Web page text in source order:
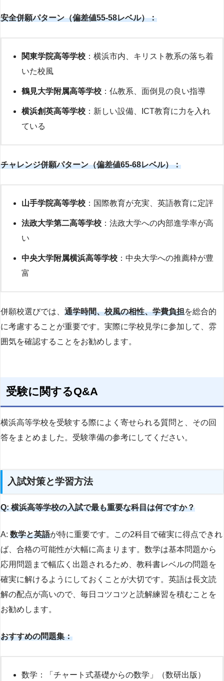
安全併願パターン（偏差値55-58レベル）：
関東学院高等学校 ：横浜市内、キリスト教系の落ち着
いた校風
鶴見大学附属高等学校 ：仏教系、面倒見の良い指導
横浜創英高等学校 ：新しい設備、ICT教育に力を入れ
ている
チャレンジ併願パターン（偏差値65-68レベル）：
山手学院高等学校 ：国際教育が充実、英語教育に定評
法政大学第二高等学校 ：法政大学への内部進学率が高
い
中央大学附属横浜高等学校 ：中央大学への推薦枠が豊
富
併願校選びでは、 通学時間、校風の相性、学費負担を総合的
に考慮することが重要です。実際に学校見学に参加して、雰
囲気を確認することをお勧めします。
受験に関するQ&A
横浜高等学校を受験する際によく寄せられる質問と、その回
答をまとめました。受験準備の参考にしてください。
入試対策と学習方法
Q: 横浜高等学校の入試で最も重要な科目は何ですか？
A: 数学と英語が特に重要です。この2科目で確実に得点できれ
ば、合格の可能性が大幅に高まります。数学は基本問題から
応用問題まで幅広く出題されるため、教科書レベルの問題を
確実に解けるようにしておくことが大切です。英語は長文読
解の配点が高いので、毎日コツコツと読解練習を積むことを
お勧めします。
おすすめの問題集：
数学：「チャート式基礎からの数学」（数研出版）